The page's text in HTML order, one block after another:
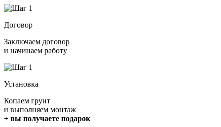
Договор
Заключаем договор
и начинаем работу
Установка
Копаем грунт
и выполняем монтаж
+ вы получаете подарок